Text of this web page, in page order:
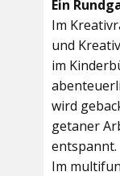
Ein
Im
und
im
wird
getaner
entspannt.
Im